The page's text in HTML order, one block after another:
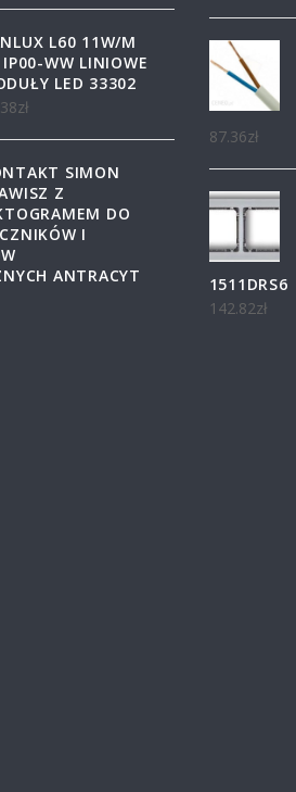
L60 11W/M
WW LINIOWE
LED 33302
zł
SIMON
Z
DO
I
ANTRACYT
87.36zł
1511DRS6
142.82zł